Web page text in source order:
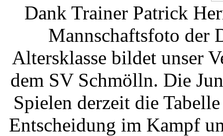
Dank Trainer Patrick
Mannschaftsfoto der
Altersklasse bildet unser
dem SV Schmölln. Die
Spielen derzeit die
Entscheidung im Kampf